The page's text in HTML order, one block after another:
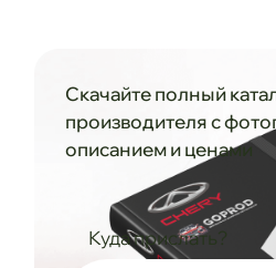
Скачайте полный
производителя с
описанием и ценами
Куда прислать?